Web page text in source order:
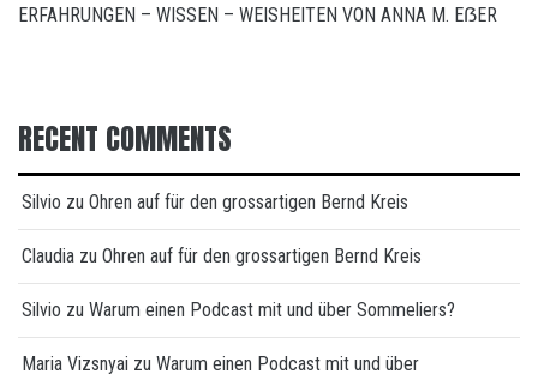
ERFAHRUNGEN – WISSEN – WEISHEITEN VON ANNA M. EẞER
RECENT COMMENTS
Silvio zu Ohren auf für den grossartigen Bernd Kreis
Claudia zu Ohren auf für den grossartigen Bernd Kreis
Silvio zu Warum einen Podcast mit und über Sommeliers?
Maria Vizsnyai zu Warum einen Podcast mit und über